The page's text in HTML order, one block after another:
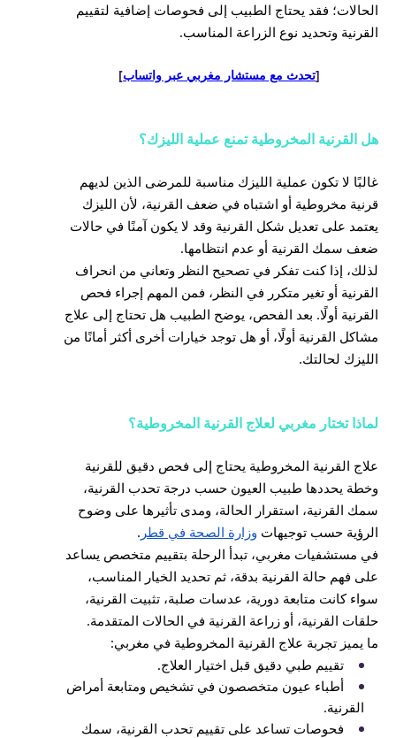
الحالات؛ فقد يحتاج الطبيب إلى فحوصات إضافية لتقييم
القرنية وتحديد نوع الزراعة المناسب.
[تحدث مع مستشار مغربي عبر واتساب]
هل القرنية المخروطية تمنع عملية الليزك؟
غالبًا لا تكون عملية الليزك مناسبة للمرضى الذين لديهم
قرنية مخروطية أو اشتباه في ضعف القرنية، لأن الليزك
يعتمد على تعديل شكل القرنية وقد لا يكون آمنًا في حالات
ضعف سمك القرنية أو عدم انتظامها.
لذلك، إذا كنت تفكر في تصحيح النظر وتعاني من انحراف
القرنية أو تغير متكرر في النظر، فمن المهم إجراء فحص
القرنية أولًا. بعد الفحص، يوضح الطبيب هل تحتاج إلى علاج
مشاكل القرنية أولًا، أو هل توجد خيارات أخرى أكثر أمانًا من
الليزك لحالتك.
لماذا تختار مغربي لعلاج القرنية المخروطية؟
علاج القرنية المخروطية يحتاج إلى فحص دقيق للقرنية
وخطة يحددها طبيب العيون حسب درجة تحدب القرنية،
سمك القرنية، استقرار الحالة، ومدى تأثيرها على وضوح
الرؤية حسب توجيهات وزارة الصحة في قطر .
في مستشفيات مغربي، تبدأ الرحلة بتقييم متخصص يساعد
على فهم حالة القرنية بدقة، ثم تحديد الخيار المناسب،
سواء كانت متابعة دورية، عدسات صلبة، تثبيت القرنية،
حلقات القرنية، أو زراعة القرنية في الحالات المتقدمة.
ما يميز تجربة علاج القرنية المخروطية في مغربي:
تقييم طبي دقيق قبل اختيار العلاج.
أطباء عيون متخصصون في تشخيص ومتابعة أمراض
القرنية.
فحوصات تساعد على تقييم تحدب القرنية، سمك